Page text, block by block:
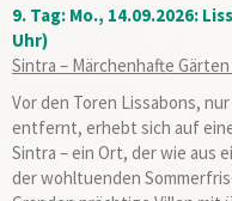
9. Tag: Mo., 14.09.2026:
Uhr)
Sintra – Märchenhafte
Vor den Toren Lissabons,
entfernt, erhebt sich auf
Sintra – ein Ort, der wie aus
der wohltuenden